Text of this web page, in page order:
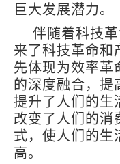
巨大发展潜力。
伴随着科技
来了科技革命和
先体现为效率革
的深度融合，提
提升了人们的生
改变了人们的消
式，使人们的生
高。